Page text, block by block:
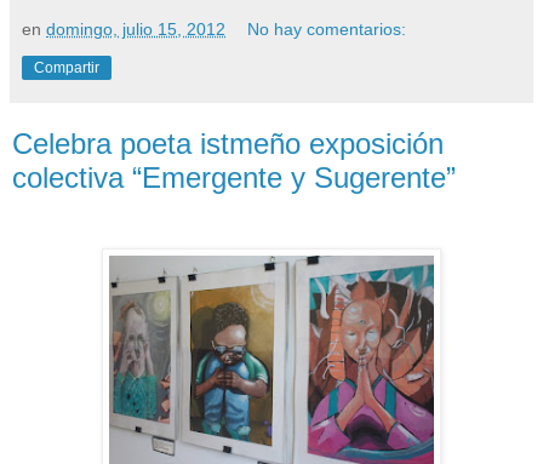
en domingo, julio 15, 2012 No hay comentarios:
Compartir
Celebra poeta istmeño exposición
colectiva “Emergente y Sugerente”